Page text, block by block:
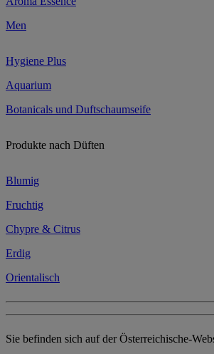
Men
Hygiene Plus
Aquarium
Botanicals und Duftschaumseife
Produkte nach Düften
Blumig
Fruchtig
Chypre & Citrus
Erdig
Orientalisch
Sie befinden sich auf der Österreichische-